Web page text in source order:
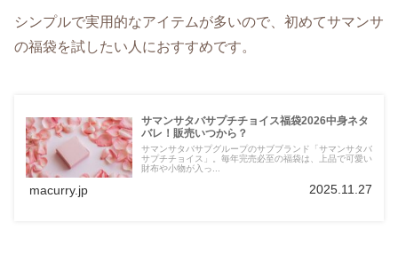
シンプルで実用的なアイテムが多いので、初めてサマンサ
の福袋を試したい人におすすめです。
サマンサタバサプチチョイス福袋2026中身ネタ
バレ！販売いつから？
サマンサタバサプグループのサブブランド「サマンサタバ
サプチチョイス」。毎年完売必至の福袋は、上品で可愛い
財布や小物が入っ...
macurry.jp 2025.11.27